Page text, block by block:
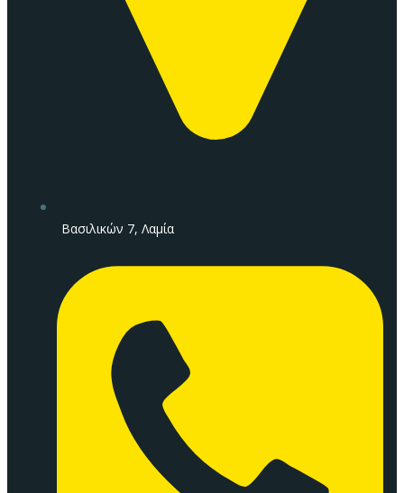
Βασιλικών 7, Λαμία